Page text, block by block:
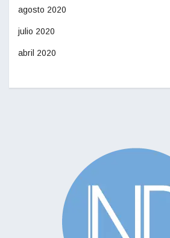
agosto 2020
julio 2020
abril 2020